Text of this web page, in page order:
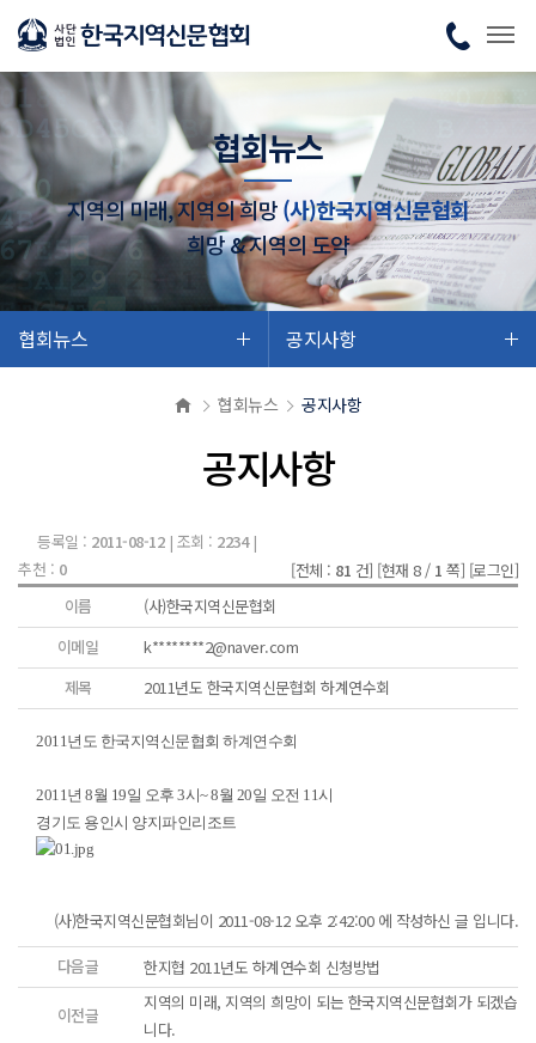
협회뉴스
지역의 미래, 지역의 희망(사)한국지역신문협회
희망 & 지역의 도약
협회뉴스 공지사항
협회뉴스 공지사항
공지사항
등록일 : 2011-08-12| 조회 : 2234|
추천 : 0 [전체 : 81 건] [현재 8 / 1 쪽] [로그인]
이름
(사)한국지역신문협회
이메일
k********2@naver.com
제목
2011년도 한국지역신문협회 하계연수회
2011년도 한국지역신문협회 하계연수회
2011년 8월 19일 오후 3시~ 8월 20일 오전 11시
경기도 용인시 양지파인리조트
(사)한국지역신문협회님이 2011-08-12 오후 2:42:00 에 작성하신 글 입니다.
다음글
한지협 2011년도 하계연수회 신청방법
이전글
지역의 미래, 지역의 희망이 되는 한국지역신문협회가 되겠습
니다.